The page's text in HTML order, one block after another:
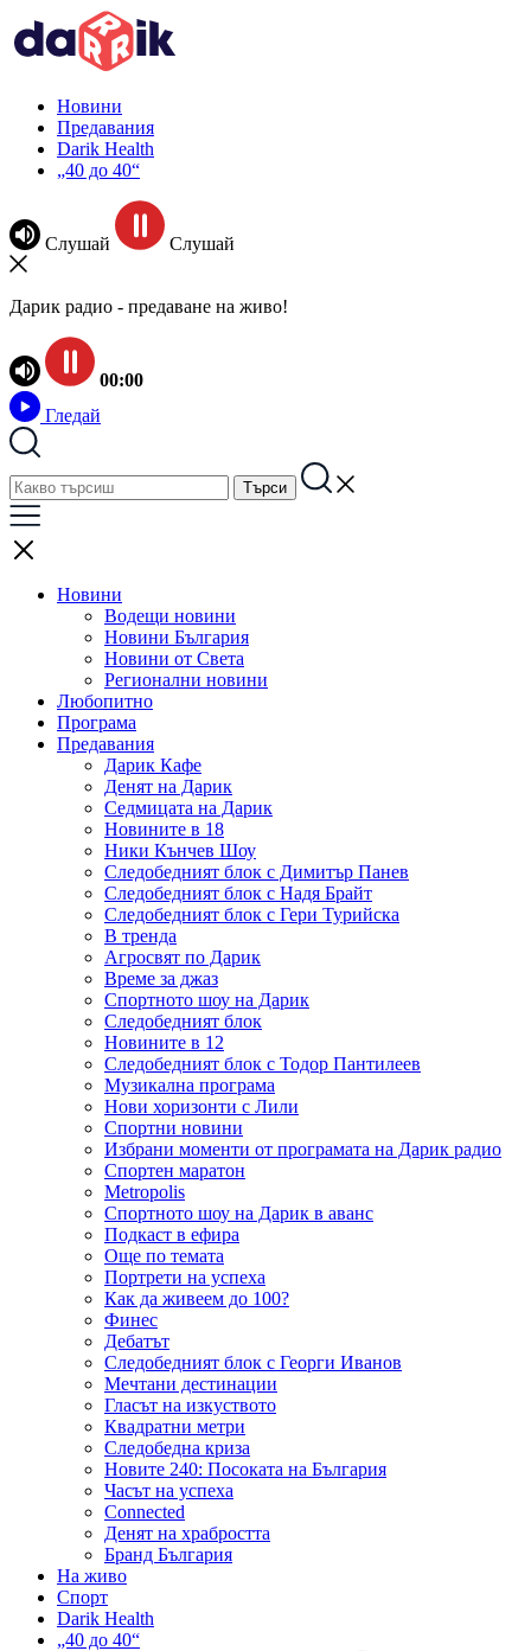
Новини
Предавания
Darik Health
„40 до 40“
Слушай Слушай
Дарик радио - предаване на живо!
00:00
Гледай
Новини
Водещи новини
Новини България
Новини от Света
Регионални новини
Любопитно
Програма
Предавания
Дарик Кафе
Денят на Дарик
Седмицата на Дарик
Новините в 18
Ники Кънчев Шоу
Следобедният блок с Димитър Панев
Следобедният блок с Надя Брайт
Следобедният блок с Гери Турийска
В тренда
Агросвят по Дарик
Време за джаз
Спортното шоу на Дарик
Следобедният блок
Новините в 12
Следобедният блок с Тодор Пантилеев
Музикална програма
Нови хоризонти с Лили
Спортни новини
Избрани моменти от програмата на Дарик радио
Спортен маратон
Metropolis
Спортното шоу на Дарик в аванс
Подкаст в ефира
Още по темата
Портрети на успеха
Как да живеем до 100?
Финес
Дебатът
Следобедният блок с Георги Иванов
Мечтани дестинации
Гласът на изкуството
Квадратни метри
Следобедна криза
Новите 240: Посоката на България
Часът на успеха
Connected
Денят на храбростта
Бранд България
На живо
Спорт
Darik Health
„40 до 40“